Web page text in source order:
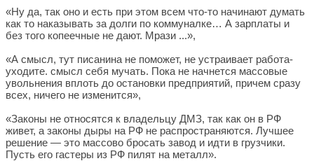
«Ну да, так оно и есть при этом всем что-то начинают думать
как то наказывать за долги по коммуналке… А зарплаты и
без того копеечные не дают. Мрази ...»,
«А смысл, тут писанина не поможет, не устраивает работа-
уходите. смысл себя мучать. Пока не начнется массовые
увольнения вплоть до остановки предприятий, причем сразу
всех, ничего не изменится»,
«Законы не относятся к владельцу ДМЗ, так как он в РФ
живет, а законы дыры на РФ не распространяются. Лучшее
решение — это массово бросать завод и идти в грузчики.
Пусть его гастеры из РФ пилят на металл».